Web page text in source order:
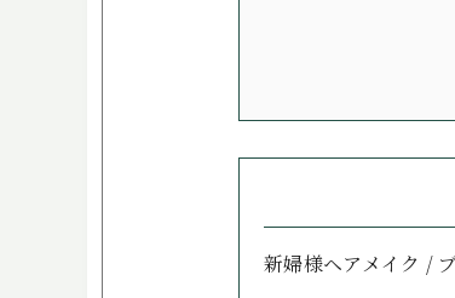
新婦様ヘアメイク /